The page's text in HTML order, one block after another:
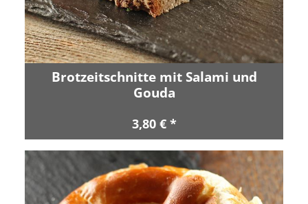
Brotzeitschnitte mit Salami und
Gouda
3,80 € *